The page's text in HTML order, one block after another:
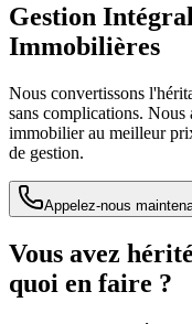
Gestion
Immobilières
Nous convertissons
sans complications. Nous
immobilier au meilleur
de gestion.
Appelez-nous
Vous avez
quoi en faire ?